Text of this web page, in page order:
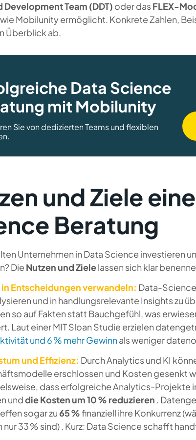
Development Team (DDT) oder das FLEX-
Mobilunity ermöglicht. Konkrete Zahlen,
Überblick ab.
Data Science
mit Mobilunity
Sie von dedizierten Teams und flexiblen
und Ziele
Beratung
Unternehmen in Data Science investieren
Die Nutzen und Zielelassen sich klar
in Entscheidungen verwandeln: Data-
und in handlungsrelevante Insights zu
so auf Fakten statt Bauchgefühl, was
Laut einer MIT Sloan Studie erzielen
und 6 % mehr Gewinnals weniger
und Effizienz: Durch Analytics und KI
erschlossen und Kosten gesenkt
dass erfolgreiche Analytics-Projekte
unddie Kosten um 10 % reduzieren .
sogar zu65 %finanziell ihre Konkurrenz
nur 33 % sind) . Kurz: Data Science schafft